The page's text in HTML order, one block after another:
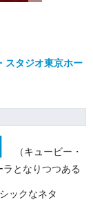
タジオ東京ホー
（キュービー・
となりつつある
ックなネタ